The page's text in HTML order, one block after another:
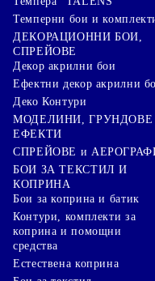
Темперни бои и
ДЕКОРАЦИОННИ БОИ,
СПРЕЙОВЕ
Декор акрилни бои
Ефектни декор акрилни
Деко Контури
МОДЕЛИНИ, ГРУНДОВЕ ,
ЕФЕКТИ
СПРЕЙОВЕ и
БОИ ЗА ТЕКСТИЛ И
КОПРИНА
Бои за коприна и батик
Контури, комплекти за
коприна и помощни
средства
Естествена коприна